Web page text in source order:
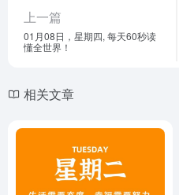
上一篇
01月08日，星期四, 每天60秒读
懂全世界！
相关文章